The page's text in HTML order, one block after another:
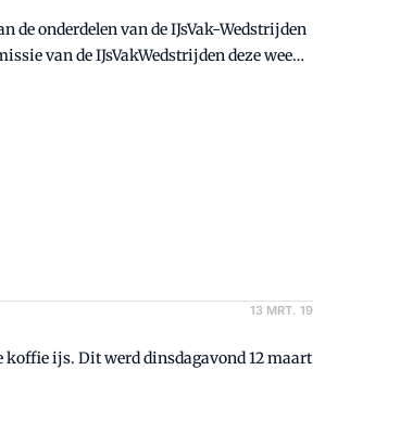
de onderdelen van de IJsVak-Wedstrijden
van de IJsVakWedstrijden deze week
13 MRT. 19
koffie ijs. Dit werd dinsdagavond 12 maart